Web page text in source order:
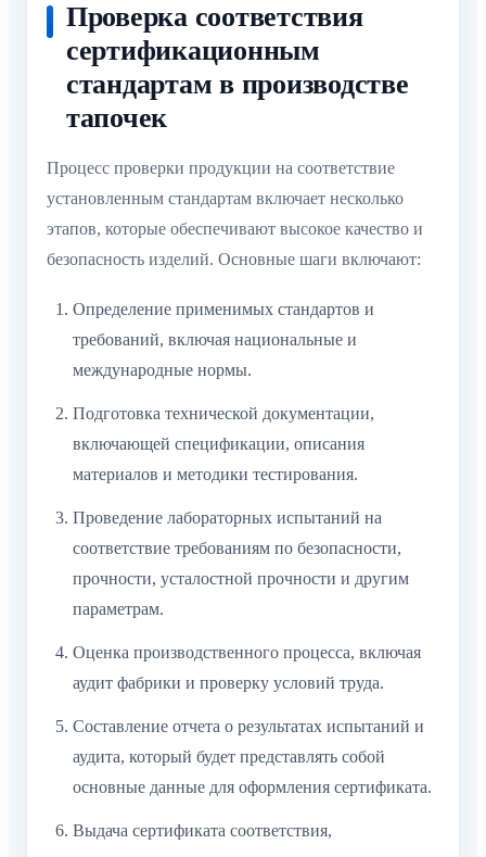
Проверка соответствия
сертификационным
стандартам в производстве
тапочек
Процесс проверки продукции на соответствие
установленным стандартам включает несколько
этапов, которые обеспечивают высокое качество и
безопасность изделий. Основные шаги включают:
Определение применимых стандартов и
требований, включая национальные и
международные нормы.
Подготовка технической документации,
включающей спецификации, описания
материалов и методики тестирования.
Проведение лабораторных испытаний на
соответствие требованиям по безопасности,
прочности, усталостной прочности и другим
параметрам.
Оценка производственного процесса, включая
аудит фабрики и проверку условий труда.
Составление отчета о результатах испытаний и
аудита, который будет представлять собой
основные данные для оформления сертификата.
Выдача сертификата соответствия,